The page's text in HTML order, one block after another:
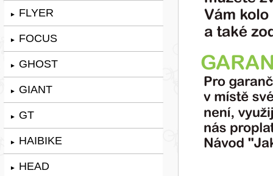
► FLYER
► FOCUS
► GHOST
► GIANT
► GT
► HAIBIKE
► HEAD